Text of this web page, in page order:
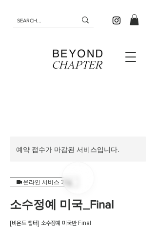
예약 접수가 마감된 서비스입니다.
온라인 서비스 가능
소수정예 미국_Final
[비욘드 챕터] 소수정예 미국반 Final